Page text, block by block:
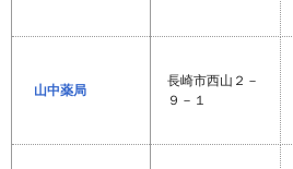
山中薬局
長崎市西山２－
９－１